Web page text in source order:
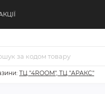
ТЦ "4ROOM", ТЦ "АРАКС"